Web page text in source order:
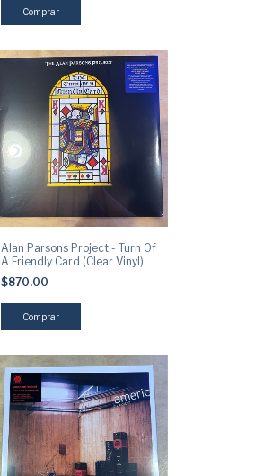
Alan Parsons Project - Turn Of
A Friendly Card (Clear Vinyl)
$870.00